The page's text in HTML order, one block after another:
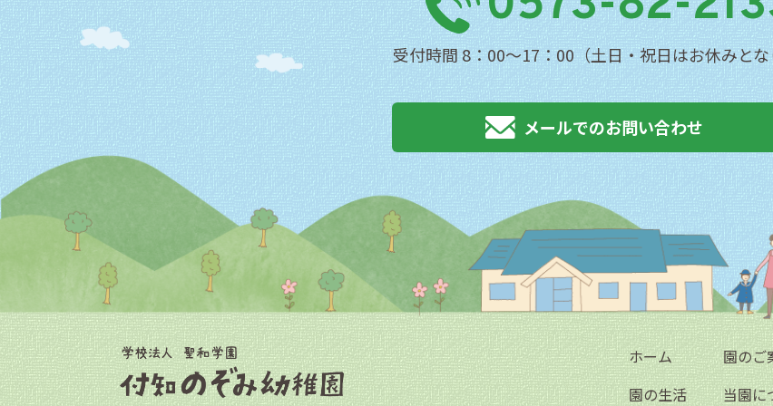
受付時間 8：00〜17：00（土日・祝日はお休みと
メールでのお問い合わせ
ホーム
園の生活
園のご
当園に